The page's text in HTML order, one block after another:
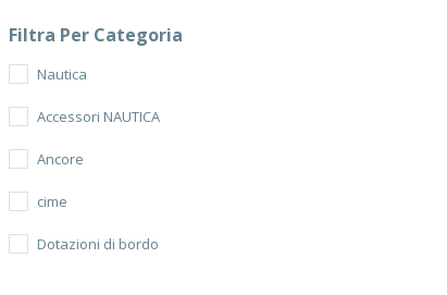
Filtra Per Categoria
Nautica
Accessori NAUTICA
Ancore
cime
Dotazioni di bordo